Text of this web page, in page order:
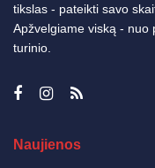
tikslas - pateikti savo
Apžvelgiame viską - nuo
turinio.
Naujienos